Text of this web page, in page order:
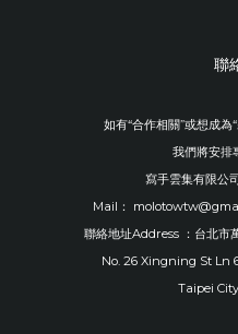
聯
如有“合作相關”或想成為
我們將安排
寫手雲集有限公
Mail：
聯絡地址Address ：台北市
No. 26 Xingning St Ln
Taipei